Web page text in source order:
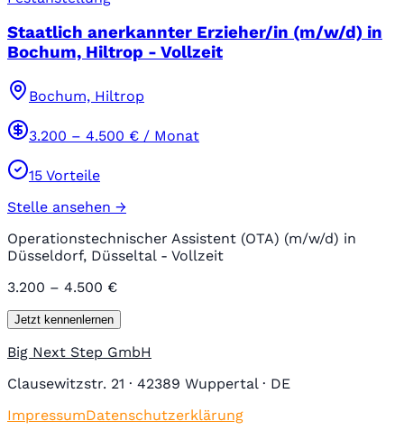
Staatlich anerkannter Erzieher/in (m/w/d) in
Bochum, Hiltrop - Vollzeit
Bochum, Hiltrop
3.200 – 4.500 € / Monat
15 Vorteile
Stelle ansehen →
Operationstechnischer Assistent (OTA) (m/w/d) in
Düsseldorf, Düsseltal - Vollzeit
3.200 – 4.500 €
Jetzt kennenlernen
Big Next Step GmbH
Clausewitzstr. 21 · 42389 Wuppertal · DE
ImpressumDatenschutzerklärung